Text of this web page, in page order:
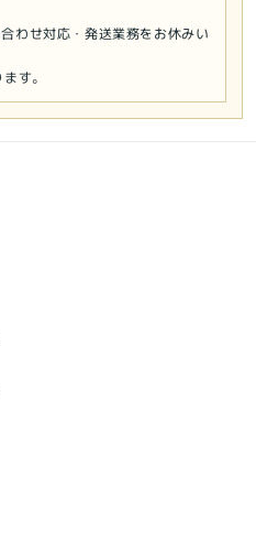
わせ対応・発送業務をお休みい
す。